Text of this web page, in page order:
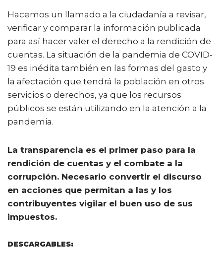
Hacemos un llamado a la ciudadanía a revisar,
verificar y comparar la información publicada
para así hacer valer el derecho a la rendición de
cuentas. La situación de la pandemia de COVID-
19 es inédita también en las formas del gasto y
la afectación que tendrá la población en otros
servicios o derechos, ya que los recursos
públicos se están utilizando en la atención a la
pandemia.
La transparencia es el primer paso para la
rendición de cuentas y el combate a la
corrupción. Necesario convertir el discurso
en acciones que permitan a las y los
contribuyentes vigilar el buen uso de sus
impuestos.
DESCARGABLES: